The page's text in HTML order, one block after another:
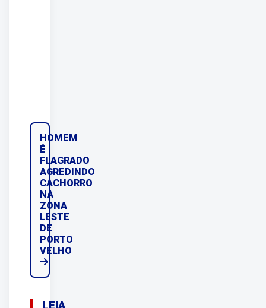
HOMEM
É
FLAGRADO
AGREDINDO
CACHORRO
NA
ZONA
LESTE
DE
PORTO
VELHO
LEIA